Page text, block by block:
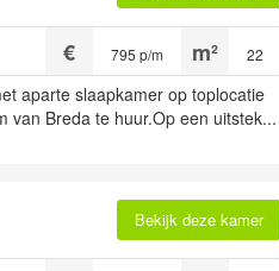
22
795 p/m
aparte slaapkamer op toplocatie
van Breda te huur.Op een uitstek...
Bekijk deze kamer